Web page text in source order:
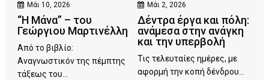
Μάι 10, 2026
“Η Μάνα” – του
Γεώργιου Μαρτινέλλη
Από το βιβλίο:
Αναγνωστικόν της πέμπτης
τάξεως του...
Μάι 2, 2026
Δέντρα έργα και πόλη:
ανάμεσα στην ανάγκη
και την υπερβολή
Τις τελευταίες ημέρες, με
αφορμή την κοπή δένδρου...